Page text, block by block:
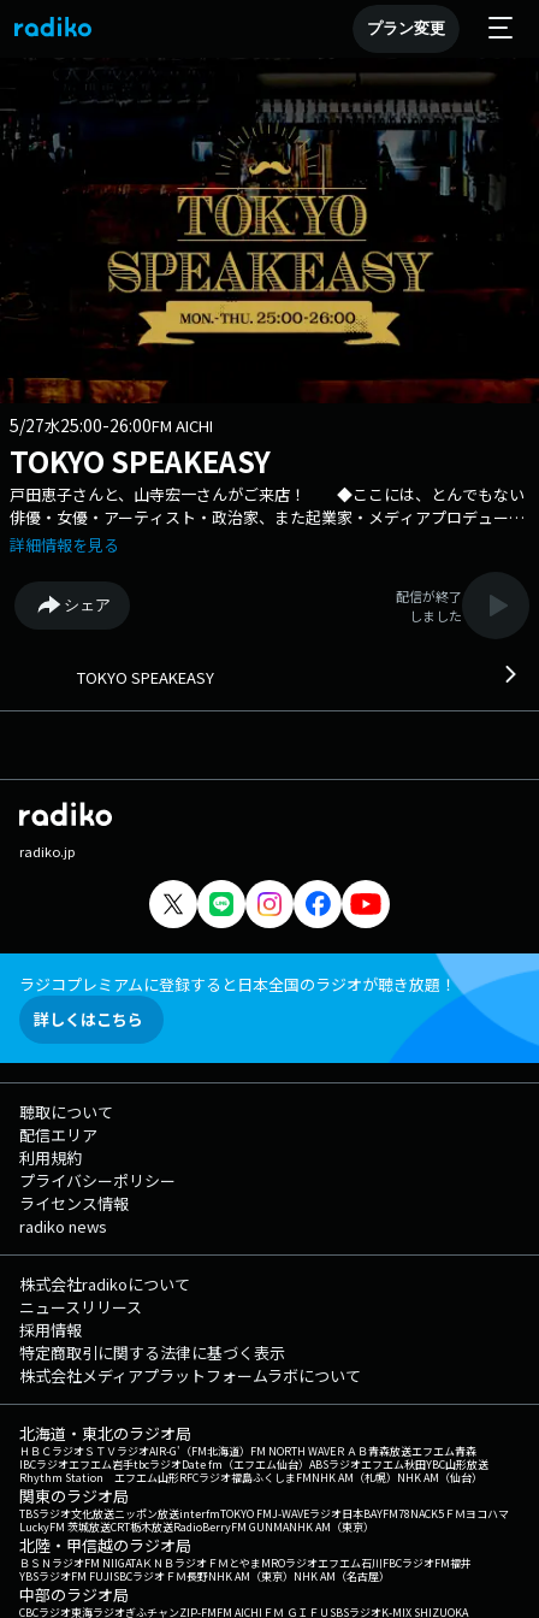
プラン変更
5/27水25:00-26:00FM AICHI
TOKYO SPEAKEASY
戸田恵子さんと、山寺宏一さんがご来店！ ◆ここには、とんでもない
俳優・女優・アーティスト・政治家、また起業家・メディアプロデューサ
ーなどのスゴい方たちが訪れ、「ここでしか語れない」様々な話を繰り広
らを招待しているらしい。今日のお客は誰なのか？そしてどんな話をする
のか…？◆ Xハッシュタグは「#エフエムアイチ」 Xアカウントは
「@FMAICHI」
詳細情報を見る
シェア
配信が終了
しました
TOKYO SPEAKEASY
radiko.jp
ラジコプレミアムに登録すると日本全国のラジオが聴き放題！
詳しくはこちら
聴取について
配信エリア
利用規約
プライバシーポリシー
ライセンス情報
radiko news
株式会社radikoについて
ニュースリリース
採用情報
特定商取引に関する法律に基づく表示
株式会社メディアプラットフォームラボについて
北海道・東北のラジオ局
ＨＢＣラジオＳＴＶラジオAIR-G'（FM北海道） FM NORTH WAVEＲＡＢ青森放送エフエム青森
IBCラジオエフエム岩手tbcラジオDate fm（エフエム仙台） ABSラジオエフエム秋田YBC山形放送
Rhythm Station エフエム山形RFCラジオ福島ふくしまFMNHK AM（札幌） NHK AM（仙台）
関東のラジオ局
TBSラジオ文化放送ニッポン放送interfmTOKYO FMJ-WAVEラジオ日本BAYFM78NACK5 ＦＭヨコハマ
LuckyFM 茨城放送CRT栃木放送RadioBerryFM GUNMANHK AM（東京）
北陸・甲信越のラジオ局
ＢＳＮラジオFM NIIGATAＫＮＢラジオ ＦＭとやまMROラジオエフエム石川FBCラジオFM福井
YBSラジオFM FUJISBCラジオ ＦＭ長野NHK AM（東京） NHK AM（名古屋）
中部のラジオ局
CBCラジオ東海ラジオぎふチャンZIP-FMFM AICHI ＦＭ ＧＩＦＵ SBSラジオK-MIX SHIZUOKA